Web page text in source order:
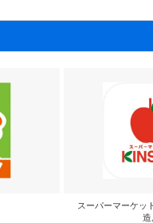
スーパーマーケッ
造